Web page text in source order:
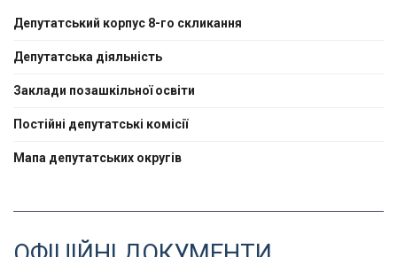
Депутатський корпус 8-го скликання
Депутатська діяльність
Заклади позашкільної освіти
Постійні депутатські комісії
Мапа депутатських округів